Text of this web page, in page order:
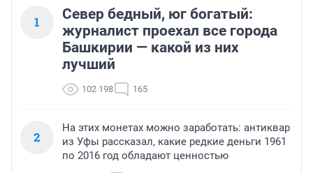
1
Север бедный, юг богатый:
журналист проехал все города
Башкирии — какой из них
лучший
102 198 165
2
На этих монетах можно заработать: антиквар
из Уфы рассказал, какие редкие деньги 1961
по 2016 год обладают ценностью